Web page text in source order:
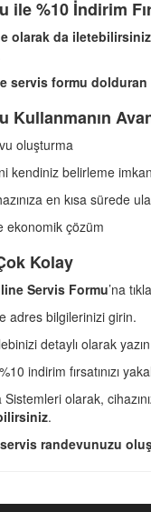
%10 İndirim
olarak da iletebilirsiniz
servis formu dolduran
Kullanmanın
oluşturma
kendiniz belirleme
en kısa sürede
ekonomik çözüm
Kolay
Servis Formu’na
adres bilgilerinizi girin.
detaylı olarak
indirim fırsatınızı
olarak,
.
randevunuzu